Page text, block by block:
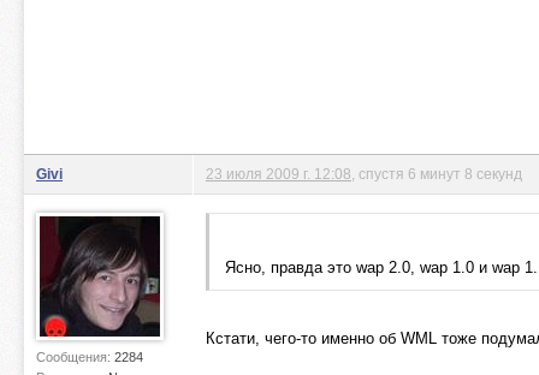
Givi
Сообщения: 2284
23 июля 2009 г. 12:08 , спустя 6 минут 8 секунд
Ясно, правда это wap 2.0, wap 1.0 и wap
Кстати, чего-то именно об WML тоже